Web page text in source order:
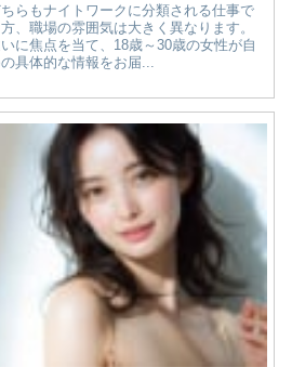
らもナイトワークに分類される仕事で
、職場の雰囲気は大きく異なります。
に焦点を当て、18歳～30歳の女性が自
具体的な情報をお届...